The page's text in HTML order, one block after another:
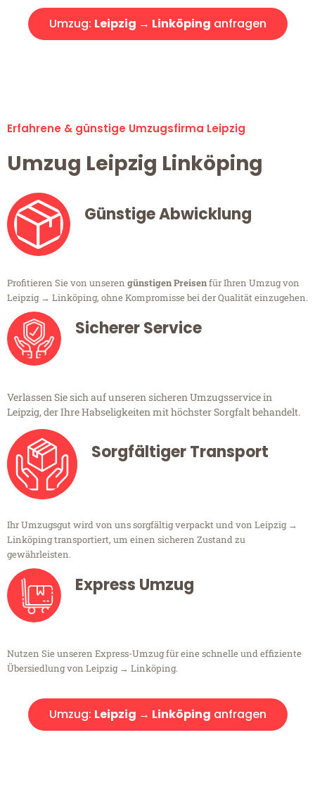
Umzug: Leipzig → Linköping anfragen
Erfahrene & günstige Umzugsfirma Leipzig
Umzug Leipzig Linköping
Günstige Abwicklung
Profitieren Sie von unseren günstigen Preisenfür Ihren Umzug von
Leipzig → Linköping, ohne Kompromisse bei der Qualität einzugehen.
Sicherer Service
Verlassen Sie sich auf unseren sicheren Umzugsservice in
Leipzig, der Ihre Habseligkeiten mit höchster Sorgfalt behandelt.
Sorgfältiger Transport
Ihr Umzugsgut wird von uns sorgfältig verpackt und von Leipzig →
Linköping transportiert, um einen sicheren Zustand zu
gewährleisten.
Express Umzug
Nutzen Sie unseren Express-Umzug für eine schnelle und effiziente
Übersiedlung von Leipzig → Linköping.
Umzug: Leipzig → Linköping anfragen